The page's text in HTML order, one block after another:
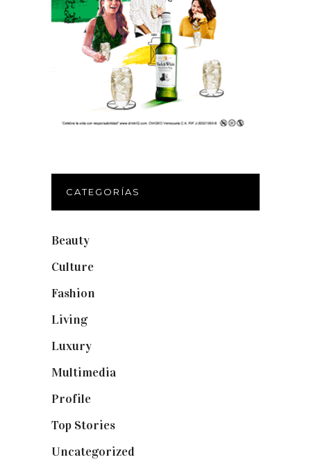
CATEGORÍAS
Beauty
Culture
Fashion
Living(337)
Luxury
Multimedia
Profile
Top Stories
Uncategorized